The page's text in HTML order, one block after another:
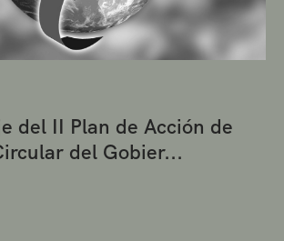
del II Plan de Acción de
del Gobier...